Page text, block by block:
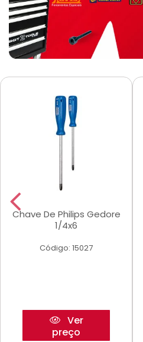
Chave De Philips Gedore
1/4x6
Código: 15027
Ver
preço